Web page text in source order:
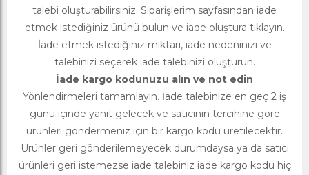
talebi oluşturabilirsiniz. Siparişlerim sayfasından iade
etmek istediğiniz ürünü bulun ve iade oluştura tıklayın.
İade etmek istediğiniz miktarı, iade nedeninizi ve
talebinizi seçerek iade talebinizi oluşturun.
İade kargo kodunuzu alın ve not edin
Yönlendirmeleri tamamlayın. İade talebinize en geç 2 iş
günü içinde yanıt gelecek ve satıcının tercihine göre
ürünleri göndermeniz için bir kargo kodu üretilecektir.
Ürünler geri gönderilemeyecek durumdaysa ya da satıcı
ürünleri geri istemezse iade talebiniz iade kargo kodu hiç